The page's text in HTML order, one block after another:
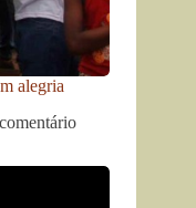
alegria